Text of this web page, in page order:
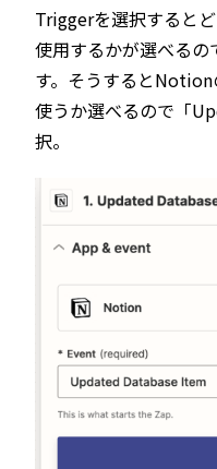
Triggerを選択すると
使用するかが選べる
す。そうすると
使うか選べるので「
択。